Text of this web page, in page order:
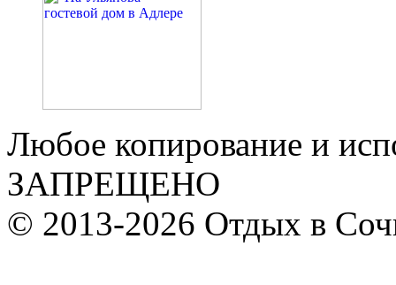
Любое копирование и
ЗАПРЕЩЕНО
© 2013-2026 Отдых в